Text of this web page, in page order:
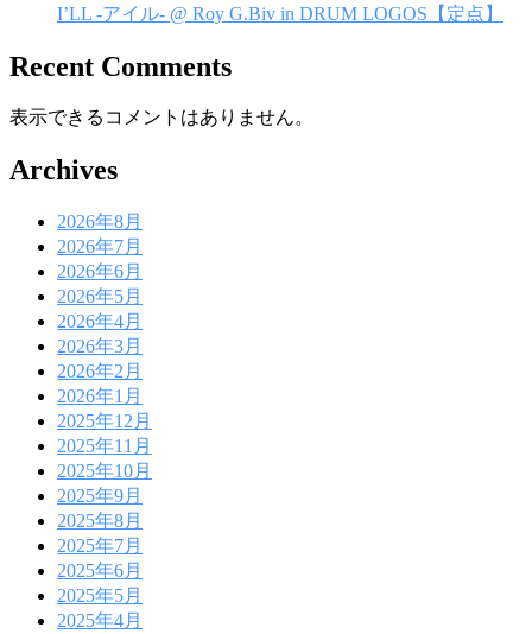
I’LL -アイル- @ Roy G.Biv in DRUM LOGOS【定点】
Recent Comments
表示できるコメントはありません。
Archives
2026年8月
2026年7月
2026年6月
2026年5月
2026年4月
2026年3月
2026年2月
2026年1月
2025年12月
2025年11月
2025年10月
2025年9月
2025年8月
2025年7月
2025年6月
2025年5月
2025年4月